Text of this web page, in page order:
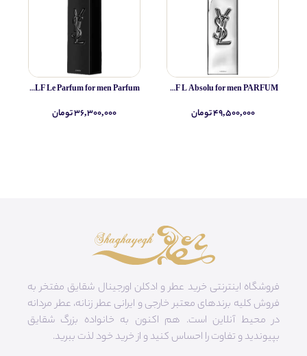
Yves Saint Laurent MYSLF L Absolu for men PARFUM
۴۹,۵۰۰,۰۰۰ تومان
Yves Saint Laurent MYSLF Le Parfum for men Parfum
۳۶,۳۰۰,۰۰۰ تومان
فروشگاه اینترنتی خرید عطر و ادکلن اورجینال شقایق مفتخر به
فروش کلیه برندهای معتبر خارجی و ایرانی عطر زنانه، عطر مردانه
در محیط آنلاین است. هم‌ اکنون به خانواده بزرگ شقایق
بپیوندید و تفاوت را احساس کنید و از خرید خود لذت ببرید.